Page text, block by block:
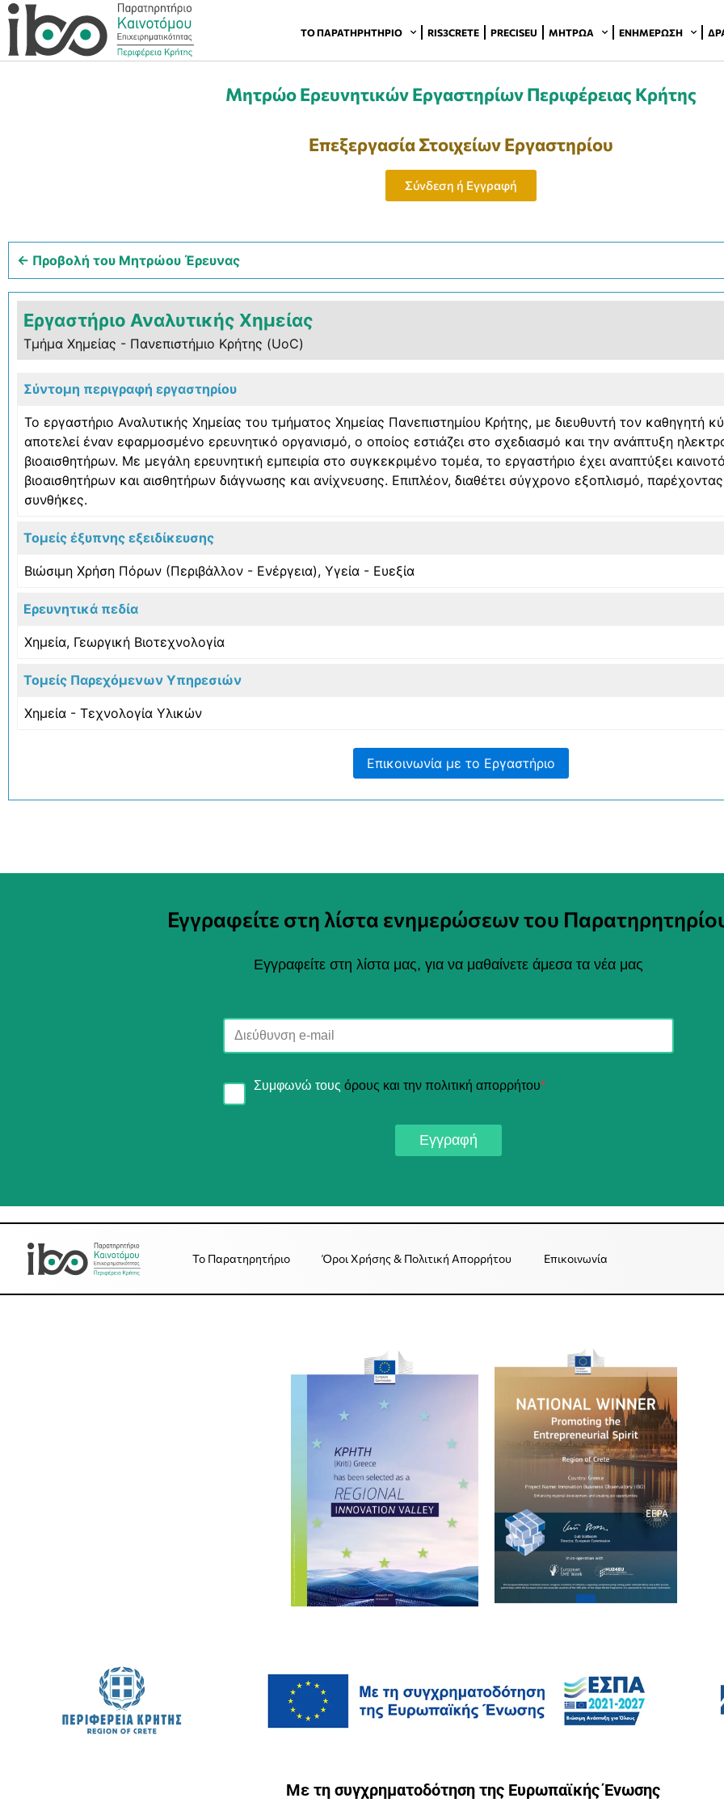
ΤΟ ΠΑΡΑΤΗΡΗΤΉΡΙΟ RIS3CRETE PRECISEU ΜΗΤΡΏΑ ΕΝΗΜΈΡΩΣΗ
Μητρώο Ερευνητικών Εργαστηρίων Περιφέρειας Κρήτης
Επεξεργασία Στοιχείων Εργαστηρίου
Σύνδεση ή Εγγραφή
← Προβολή του Μητρώου Έρευνας
Εργαστήριο Αναλυτικής Χημείας
Τμήμα Χημείας - Πανεπιστήμιο Κρήτης (UoC)
Σύντομη περιγραφή εργαστηρίου
Το εργαστήριο Αναλυτικής Χημείας του τμήματος Χημείας Πανεπιστημίου Κρήτης, με διευθυντή τον καθηγητή
αποτελεί έναν εφαρμοσμένο ερευνητικό οργανισμό, ο οποίος εστιάζει στο σχεδιασμό και την ανάπτυξη
βιοαισθητήρων. Με μεγάλη ερευνητική εμπειρία στο συγκεκριμένο τομέα, το εργαστήριο έχει αναπτύξει
βιοαισθητήρων και αισθητήρων διάγνωσης και ανίχνευσης. Επιπλέον, διαθέτει σύγχρονο εξοπλισμό, παρέχοντας
συνθήκες.
Τομείς έξυπνης εξειδίκευσης
Βιώσιμη Χρήση Πόρων (Περιβάλλον - Ενέργεια), Υγεία - Ευεξία
Ερευνητικά πεδία
Χημεία, Γεωργική Bιοτεχνολογία
Τομείς Παρεχόμενων Υπηρεσιών
Χημεία - Τεχνολογία Υλικών
Επικοινωνία με το Εργαστήριο
Εγγραφείτε στη λίστα ενημερώσεων του
Εγγραφείτε στη λίστα μας, για να μαθαίνετε άμεσα τα νέα μας
Συμφωνώ τουςόρους και την πολιτική απορρήτου*
Εγγραφή
Το Παρατηρητήριο Όροι Χρήσης & Πολιτική Απορρήτου Επικοινωνία
Με τη συγχρηματοδότηση της Ευρωπαϊκής Ένωσης